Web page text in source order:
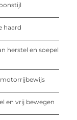
haard
herstel en soepel
motorrijbewijs
en vrij bewegen